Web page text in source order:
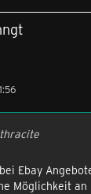
Ebay
Möglichkeit an